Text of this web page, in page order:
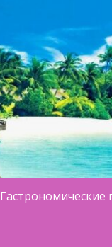
Гастрономические